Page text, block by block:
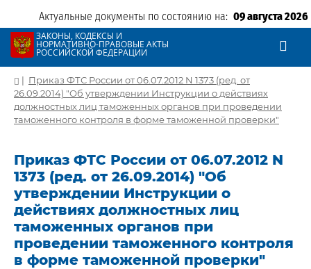
Актуальные документы по состоянию на: 09 августа 2026
ЗАКОНЫ, КОДЕКСЫ И
НОРМАТИВНО-ПРАВОВЫЕ АКТЫ
РОССИЙСКОЙ ФЕДЕРАЦИИ
| Приказ ФТС России от 06.07.2012 N 1373 (ред. от
26.09.2014) "Об утверждении Инструкции о действиях
должностных лиц таможенных органов при проведении
таможенного контроля в форме таможенной проверки"
Приказ ФТС России от 06.07.2012 N
1373 (ред. от 26.09.2014) "Об
утверждении Инструкции о
действиях должностных лиц
таможенных органов при
проведении таможенного контроля
в форме таможенной проверки"